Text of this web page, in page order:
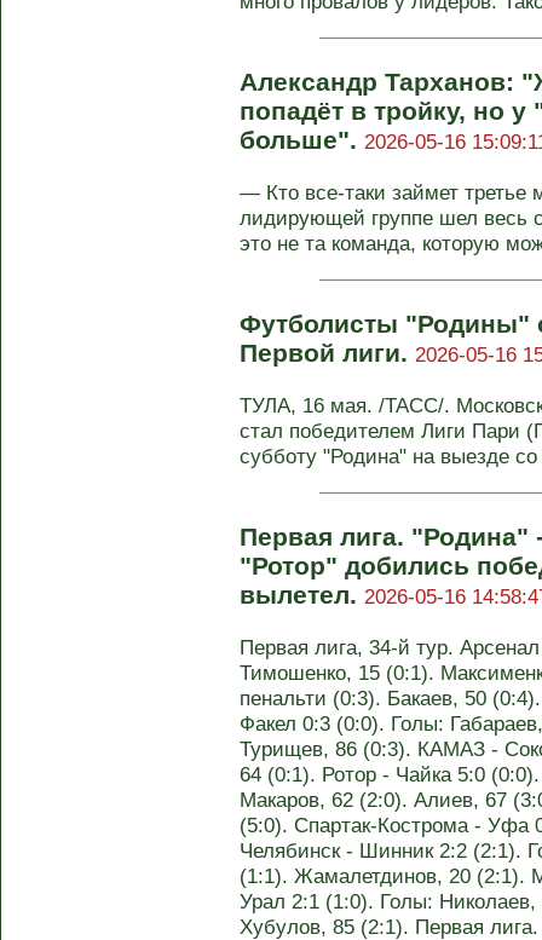
Александр Тарханов:
попадёт в тройку, но
больше". 2026-05-16
— Кто все‑таки займет третье
лидирующей группе шел весь
это не та команда, которую
Футболисты "Родины"
Первой лиги. 2026-05-16
ТУЛА, 16 мая. /ТАСС/.
стал победителем Лиги Пари
субботу "Родина" на выезде
Первая лига.
"Ротор" добились
вылетел. 2026-05-16
Первая лига, 34-й тур.
Тимошенко, 15 (0:1).
пенальти (0:3). Бакаев, 50
Факел 0:3 (0:0). Голы:
Турищев, 86 (0:3). КАМАЗ -
64 (0:1). Ротор - Чайка 5:0
Макаров, 62 (2:0). Алиев, 67
(5:0). Спартак-Кострома - Уфа
Челябинск - Шинник 2:2 (2:1).
(1:1). Жамалетдинов, 20 (2:1).
Урал 2:1 (1:0). Голы:
Хубулов, 85 (2:1). Первая лига.